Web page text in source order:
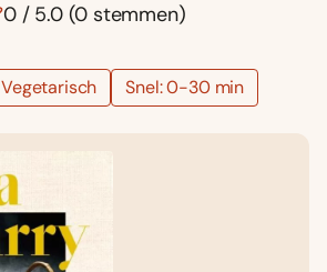
0 / 5.0 (0 stemmen)
Vegetarisch Snel: 0-30 min